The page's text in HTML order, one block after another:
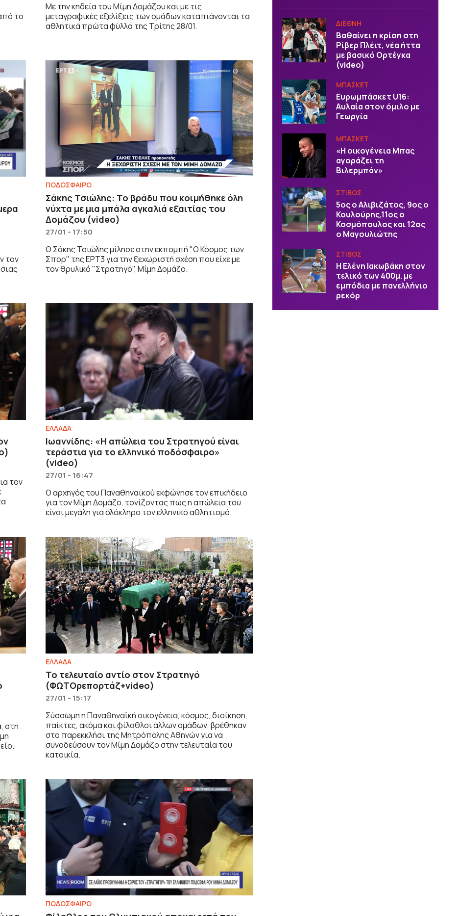
το
Με την κηδεία του Μίμη Δομάζου και με τις
μεταγραφικές εξελίξεις των ομάδων καταπιάνονται τα
αθλητικά πρώτα φύλλα της Τρίτης 28/01.
τον
ΠΟΔΟΣΦΑΙΡΟ
Σάκης Τσιώλης: Το βράδυ που κοιμήθηκε όλη
νύχτα με μια μπάλα αγκαλιά εξαιτίας του
Δομάζου (video)
27/01 - 17:50
Ο Σάκης Τσιώλης μίλησε στην εκπομπή "Ο Κόσμος των
Σπορ" της ΕΡΤ3 για την ξεχωριστή σχέση που είχε με
τον θρυλικό "Στρατηγό", Μίμη Δομάζο.
τον
ΕΛΛΑΔΑ
Ιωαννίδης: «Η απώλεια του Στρατηγού είναι
τεράστια για το ελληνικό ποδόσφαιρο»
(video)
27/01 - 16:47
Ο αρχηγός του Παναθηναϊκού εκφώνησε τον επικήδειο
για τον Μίμη Δομάζο, τονίζοντας πως η απώλεια του
είναι μεγάλη για ολόκληρο τον ελληνικό αθλητισμό.
στη
ΕΛΛΑΔΑ
Το τελευταίο αντίο στον Στρατηγό
(ΦΩΤΟρεπορτάζ+video)
27/01 - 15:17
Σύσσωμη η Παναθηναϊκή οικογένεια, κόσμος, διοίκηση,
παίκτες, ακόμα και φίλαθλοι άλλων ομάδων, βρέθηκαν
στο παρεκκλήσι της Μητρόπολης Αθηνών για να
συνοδεύσουν τον Μίμη Δομάζο στην τελευταία του
κατοικία.
ΠΟΔΟΣΦΑΙΡΟ
ΔΙΕΘΝΗ
Βαθαίνει η κρίση στη
Ρίβερ Πλέιτ, νέα ήττα
με βασικό Ορτέγκα
(video)
ΜΠΑΣΚΕΤ
Ευρωμπάσκετ U16:
Αυλαία στον όμιλο με
Γεωργία
ΜΠΑΣΚΕΤ
«Η οικογένεια Μπας
αγοράζει τη
Βιλερμπάν»
ΣΤΙΒΟΣ
5ος ο Αλιβιζάτος, 9ος ο
Κουλούρης,11ος ο
Κοσμόπουλος και 12ος
ο Μαγουλιώτης
ΣΤΙΒΟΣ
Η Ελένη Ιακωβάκη στον
τελικό των 400μ. με
εμπόδια με πανελλήνιο
ρεκόρ